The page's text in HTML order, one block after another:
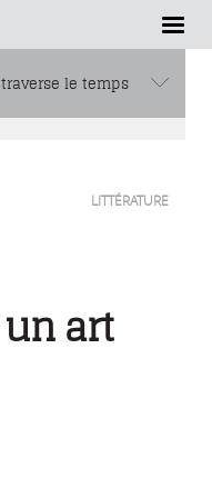
le temps
LITTÉRATURE
art